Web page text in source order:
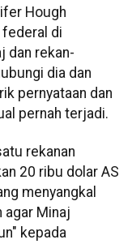
Hough
federal di
dan rekan-
dia dan
pernyataan dan
pernah terjadi.
rekanan
20 ribu dolar AS
menyangkal
agar Minaj
kepada